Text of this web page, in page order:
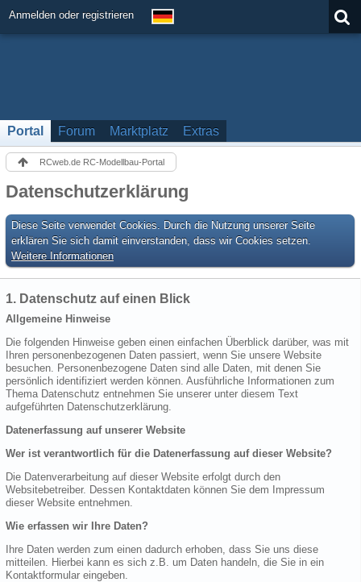
Anmelden oder registrieren
Portal Forum Marktplatz Extras
RCweb.de RC-Modellbau-Portal
Datenschutzerklärung
Diese Seite verwendet Cookies. Durch die Nutzung unserer Seite
erklären Sie sich damit einverstanden, dass wir Cookies setzen.
Weitere Informationen
1. Datenschutz auf einen Blick
Allgemeine Hinweise
Die folgenden Hinweise geben einen einfachen Überblick darüber, was mit
Ihren personenbezogenen Daten passiert, wenn Sie unsere Website
besuchen. Personenbezogene Daten sind alle Daten, mit denen Sie
persönlich identifiziert werden können. Ausführliche Informationen zum
Thema Datenschutz entnehmen Sie unserer unter diesem Text
aufgeführten Datenschutzerklärung.
Datenerfassung auf unserer Website
Wer ist verantwortlich für die Datenerfassung auf dieser Website?
Die Datenverarbeitung auf dieser Website erfolgt durch den
Websitebetreiber. Dessen Kontaktdaten können Sie dem Impressum
dieser Website entnehmen.
Wie erfassen wir Ihre Daten?
Ihre Daten werden zum einen dadurch erhoben, dass Sie uns diese
mitteilen. Hierbei kann es sich z.B. um Daten handeln, die Sie in ein
Kontaktformular eingeben.